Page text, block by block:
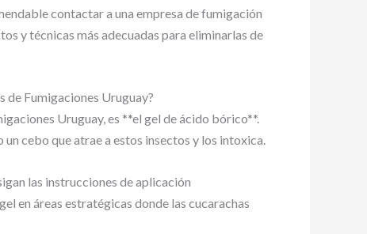
contactar a una empresa de fumigación
y técnicas más adecuadas para eliminarlas de
de Fumigaciones Uruguay?
Uruguay, es **el gel de ácido bórico**.
cebo que atrae a estos insectos y los intoxica.
las instrucciones de aplicación
en áreas estratégicas donde las cucarachas